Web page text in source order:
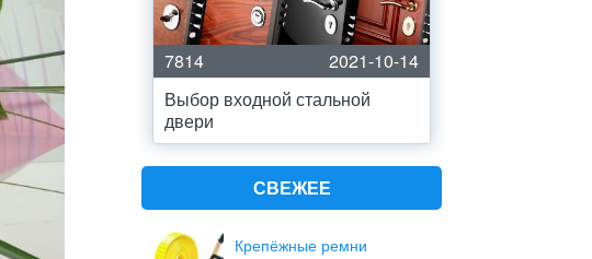
7814
2021-10-14
Выбор входной стальной
двери
СВЕЖЕЕ
Крепёжные ремни